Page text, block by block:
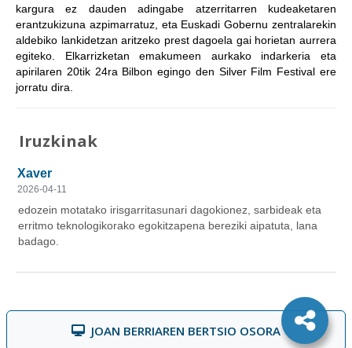
kargura ez dauden adingabe atzerritarren kudeaketaren
erantzukizuna azpimarratuz, eta Euskadi Gobernu zentralarekin
aldebiko lankidetzan aritzeko prest dagoela gai horietan aurrera
egiteko. Elkarrizketan emakumeen aurkako indarkeria eta
apirilaren 20tik 24ra Bilbon egingo den Silver Film Festival ere
jorratu dira.
Iruzkinak
JOAN BERRIAREN BERTSIO OSORA